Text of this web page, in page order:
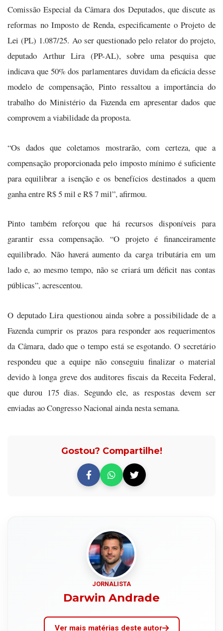
Comissão Especial da Câmara dos Deputados, que discute as
reformas no Imposto de Renda, especificamente o Projeto de
Lei (PL) 1.087/25. Ao ser questionado pelo relator do projeto,
deputado Arthur Lira (PP-AL), sobre uma pesquisa que
indicava que 50% dos parlamentares duvidam da eficácia desse
modelo de compensação, Pinto ressaltou a importância do
trabalho do Ministério da Fazenda em apresentar dados que
comprovem a viabilidade da proposta.
“Os dados que coletamos mostrarão, com certeza, que a
compensação proporcionada pelo imposto mínimo é suficiente
para equilibrar a isenção e os benefícios destinados a quem
ganha entre R$ 5 mil e R$ 7 mil”, afirmou.
Pinto também reforçou que há recursos disponíveis para
garantir essa compensação. “O projeto é financeiramente
equilibrado. Não haverá aumento da carga tributária em um
lado e, ao mesmo tempo, não se criará um déficit nas contas
públicas”, acrescentou.
O deputado Lira questionou ainda sobre a possibilidade de a
Fazenda cumprir os prazos para responder aos requerimentos
da Câmara, dado que o tempo está se esgotando. O secretário
respondeu que a equipe não conseguiu finalizar o material
devido à longa greve dos auditores fiscais da Receita Federal,
que durou 175 dias. Segundo ele, as respostas devem ser
enviadas ao Congresso Nacional ainda nesta semana.
Gostou? Compartilhe!
JORNALISTA
Darwin Andrade
Ver mais matérias deste autor